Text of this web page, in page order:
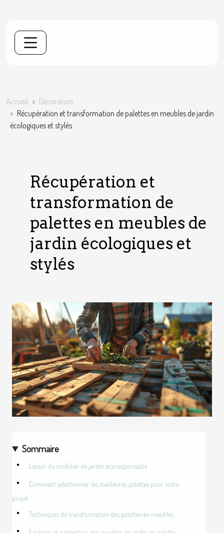
Accueil
Décoration
Récupération et transformation de palettes en meubles de jardin
écologiques et stylés
Récupération et
transformation de
palettes en meubles de
jardin écologiques et
stylés
Sommaire
L'essor du mobilier de jardin écoresponsable
Comment sélectionner les meilleures palettes pour votre
projet
Techniques de transformation des palettes en meubles